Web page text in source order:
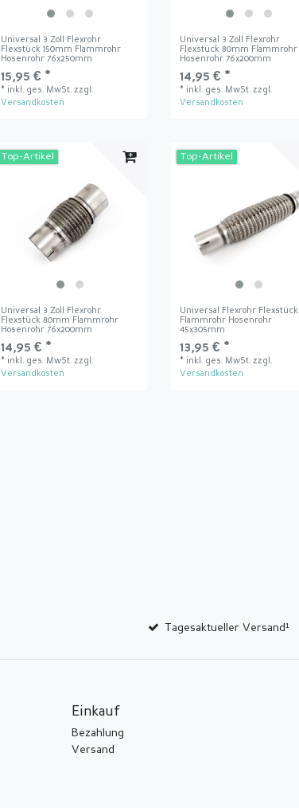
Universal 3 Zoll Flexrohr
Flexstück 150mm Flammrohr
Hosenrohr 76x250mm
15,95 € *
* inkl. ges. MwSt. zzgl.
Versandkosten
Universal 3 Zoll Flexrohr
Flexstück 80mm Flammrohr
Hosenrohr 76x200mm
14,95 € *
* inkl. ges. MwSt. zzgl.
Versandkosten
Top-Artikel
Universal 3 Zoll Flexrohr
Flexstück 80mm Flammrohr
Hosenrohr 76x200mm
14,95 € *
* inkl. ges. MwSt. zzgl.
Versandkosten
Top-Artikel
Universal Flexrohr Flexstück
Flammrohr Hosenrohr
45x305mm
13,95 € *
* inkl. ges. MwSt. zzgl.
Versandkosten
Tagesaktueller Versand¹
Einkauf
Bezahlung
Versand